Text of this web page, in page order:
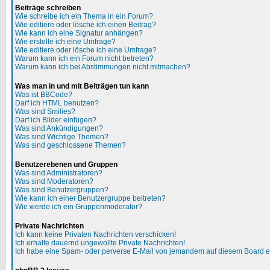
Beiträge schreiben
Wie schreibe ich ein Thema in ein Forum?
Wie editiere oder lösche ich einen Beitrag?
Wie kann ich eine Signatur anhängen?
Wie erstelle ich eine Umfrage?
Wie editiere oder lösche ich eine Umfrage?
Warum kann ich ein Forum nicht betreten?
Warum kann ich bei Abstimmungen nicht mitmachen?
Was man in und mit Beiträgen tun kann
Was ist BBCode?
Darf ich HTML benutzen?
Was sind Smilies?
Darf ich Bilder einfügen?
Was sind Ankündigungen?
Was sind Wichtige Themen?
Was sind geschlossene Themen?
Benutzerebenen und Gruppen
Was sind Administratoren?
Was sind Moderatoren?
Was sind Benutzergruppen?
Wie kann ich einer Benutzergruppe beitreten?
Wie werde ich ein Gruppenmoderator?
Private Nachrichten
Ich kann keine Privaten Nachrichten verschicken!
Ich erhalte dauernd ungewollte Private Nachrichten!
Ich habe eine Spam- oder perverse E-Mail von jemandem auf diesem Board